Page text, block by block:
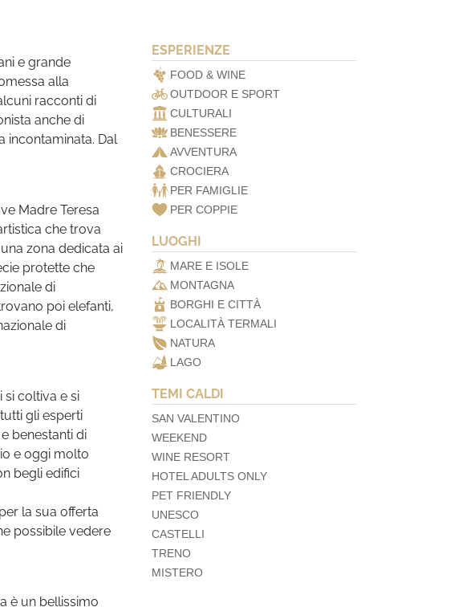
e grande
alla
racconti di
anche di
incontaminata. Dal
Madre Teresa
che trova
zona dedicata ai
protette che
di
poi elefanti,
di
si coltiva e si
gli esperti
benestanti di
e oggi molto
begli edifici
la sua offerta
possibile vedere
è un bellissimo
ESPERIENZE
FOOD & WINE
OUTDOOR E SPORT
CULTURALI
BENESSERE
AVVENTURA
CROCIERA
PER FAMIGLIE
PER COPPIE
LUOGHI
MARE E ISOLE
MONTAGNA
BORGHI E CITTÀ
LOCALITÀ TERMALI
NATURA
LAGO
TEMI CALDI
SAN VALENTINO
WEEKEND
WINE RESORT
HOTEL ADULTS ONLY
PET FRIENDLY
UNESCO
CASTELLI
TRENO
MISTERO